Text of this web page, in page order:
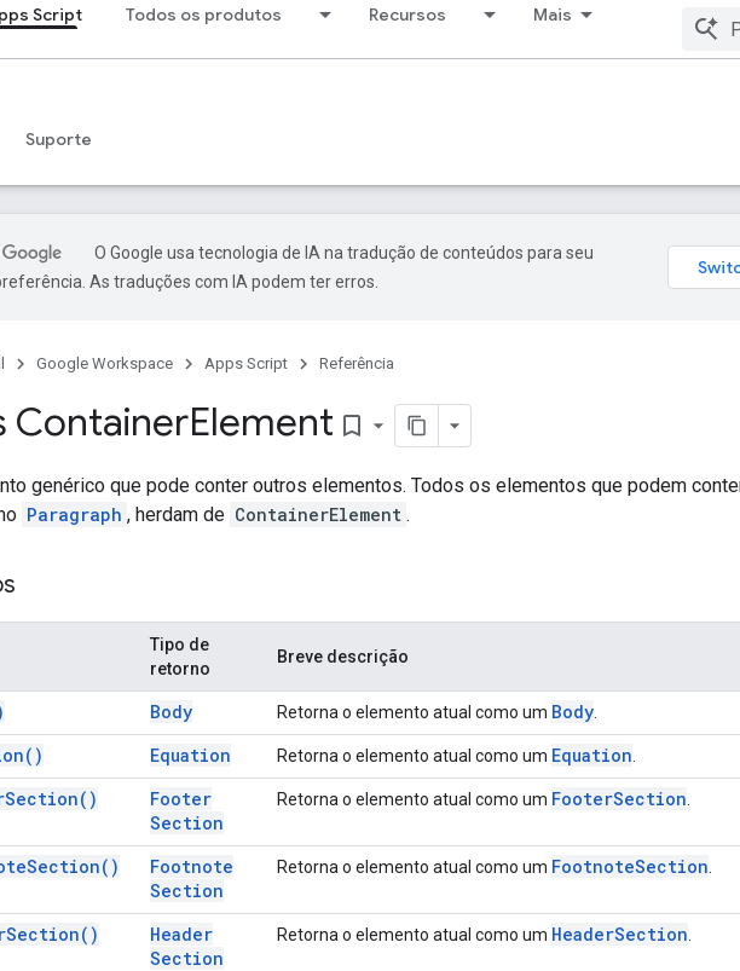
Script Todos os produtos Recursos Mais
Suporte
O Google usa tecnologia de IA na tradução de conteúdos para seu
As traduções com IA podem ter erros.
Google Workspace Apps Script Referência
ContainerElement bookmark_border
genérico que pode conter outros elementos. Todos os elementos que podem
Paragraph , herdam de ContainerElement .
Tipo de
retorno
Breve descrição
Body Retorna o elemento atual como um Body
) Equation Retorna o elemento atual como um Equation
Section( )
Footer
Section
Retorna o elemento atual como um FooterSection
Section( )
Footnote
Section
Retorna o elemento atual como um FootnoteSection
Section( )
Header
Section
Retorna o elemento atual como um HeaderSection